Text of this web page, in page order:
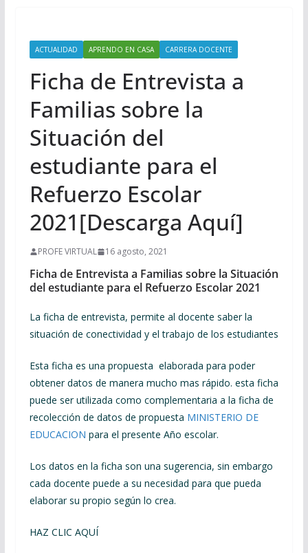
ACTUALIDAD APRENDO EN CASA CARRERA DOCENTE
Ficha de Entrevista a
Familias sobre la
Situación del
estudiante para el
Refuerzo Escolar
2021[Descarga Aquí]
PROFE VIRTUAL 16 agosto, 2021
Ficha de Entrevista a Familias sobre la Situación
del estudiante para el Refuerzo Escolar 2021
La ficha de entrevista, permite al docente saber la
situación de conectividad y el trabajo de los estudiantes
Esta ficha es una propuesta elaborada para poder
obtener datos de manera mucho mas rápido. esta ficha
puede ser utilizada como complementaria a la ficha de
recolección de datos de propuesta MINISTERIO DE
EDUCACION para el presente Año escolar.
Los datos en la ficha son una sugerencia, sin embargo
cada docente puede a su necesidad para que pueda
elaborar su propio según lo crea.
HAZ CLIC AQUÍ